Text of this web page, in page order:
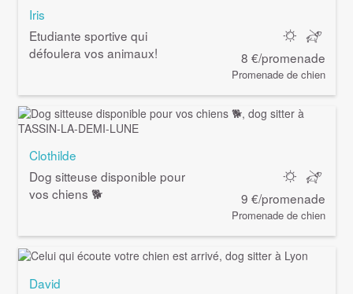
Iris
Etudiante sportive qui
défoulera vos animaux!
8 €/promenade
Promenade de chien
Clothilde
Dog sitteuse disponible pour
vos chiens 🐕
9 €/promenade
Promenade de chien
David